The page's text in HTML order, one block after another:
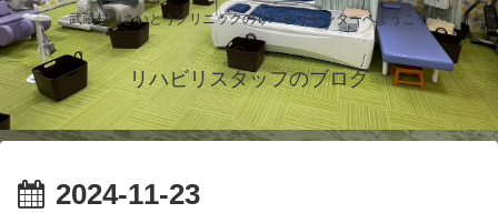
武蔵村山さいとうクリニックのリハビリセンターへようこそ
リハビリスタッフのブログ
2024-11-23